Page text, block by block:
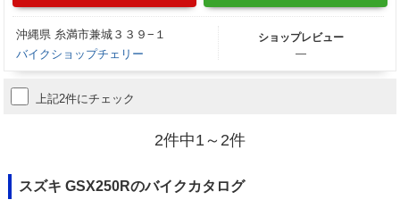
沖縄県 糸満市兼城３３９−１
バイクショップチェリー
ショップレビュー
―
上記2件にチェック
2件中1～2件
スズキ GSX250Rのバイクカタログ